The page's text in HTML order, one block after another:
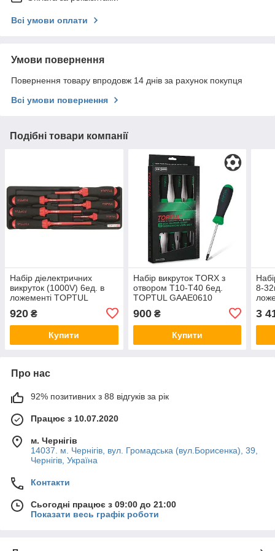
Всі умови оплати
Умови повернення
Повернення товару впродовж 14 днів за рахунок покупця
Всі умови повернення
Подібні товари компанії
Набір діелектричних
викруток (1000V) 6ед. в
ложементі TOPTUL
920 ₴
Купити
Набір викруток TORX з
отвором T10-T40 6ед.
TOPTUL GAAE0610
900₴
Купити
8-
3
Про нас
92% позитивних з 88 відгуків за рік
Працює з 10.07.2020
м. Чернігів
14037. м. Чернігів, вул. Громадська (вул.Борисенка), 39,
Чернігів, Україна
Контакти
Сьогодні працює з 09:00 до 21:00
Показати весь графік роботи